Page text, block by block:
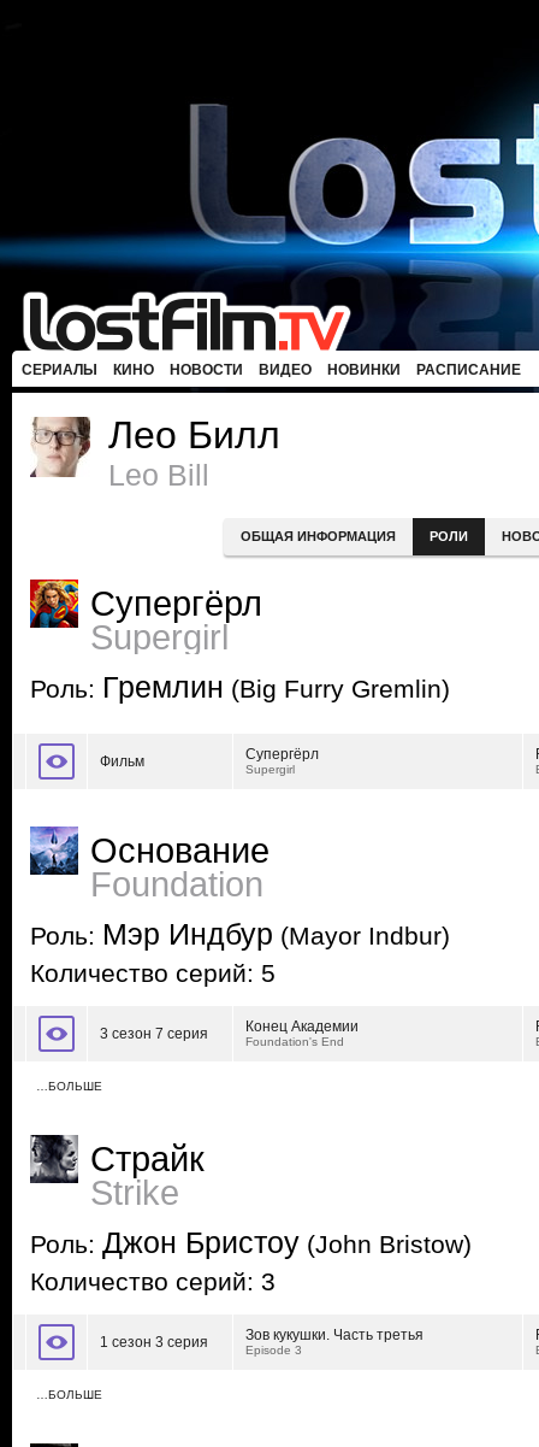
СЕРИАЛЫ КИНО НОВОСТИ ВИДЕО НОВИНКИ РАСПИСАНИЕ
Лео Билл
Leo Bill
ОБЩАЯ ИНФОРМАЦИЯ РОЛИ
Супергёрл
Supergirl
Роль: Гремлин (Big Furry Gremlin)
Фильм Супергёрл
Supergirl
Основание
Foundation
Роль: Мэр Индбур (Mayor Indbur)
Количество серий: 5
3 сезон 7 серия Конец Академии
Foundation's End
…БОЛЬШЕ
Страйк
Strike
Роль: Джон Бристоу (John Bristow)
Количество серий: 3
1 сезон 3 серия Зов кукушки. Часть третья
Episode 3
…БОЛЬШЕ